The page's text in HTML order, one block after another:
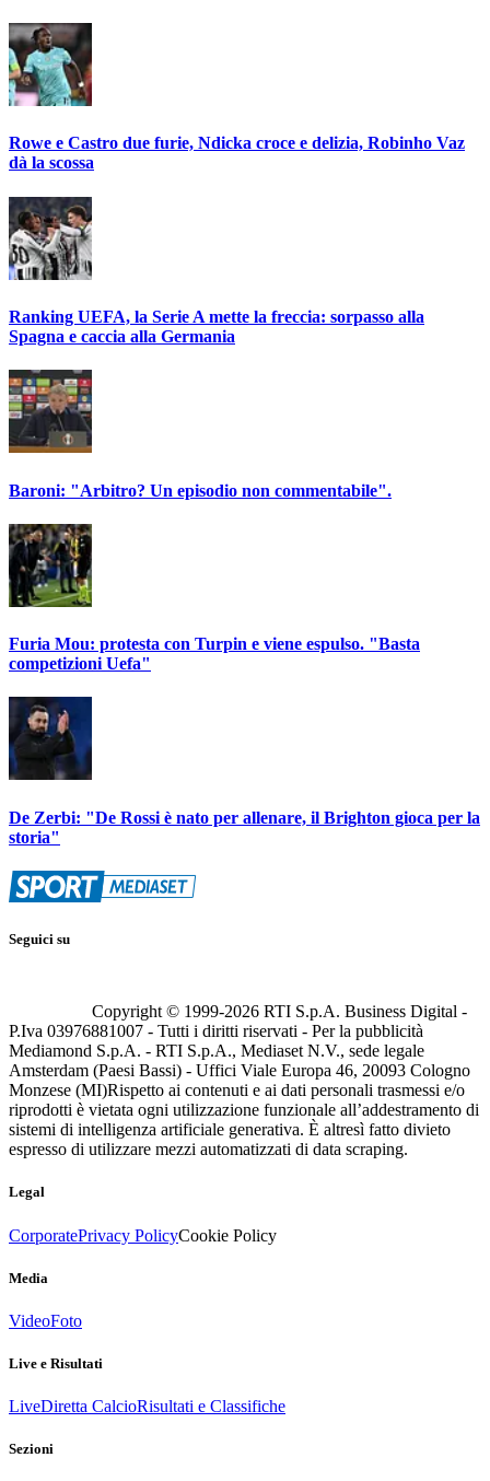
Rowe e Castro due furie, Ndicka croce e delizia, Robinho Vaz
dà la scossa
Ranking UEFA, la Serie A mette la freccia: sorpasso alla
Spagna e caccia alla Germania
Baroni: "Arbitro? Un episodio non commentabile".
Furia Mou: protesta con Turpin e viene espulso. "Basta
competizioni Uefa"
De Zerbi: "De Rossi è nato per allenare, il Brighton gioca per la
storia"
Seguici su
Copyright © 1999-2026 RTI S.p.A. Business Digital -
P.Iva 03976881007 - Tutti i diritti riservati - Per la pubblicità
Mediamond S.p.A. - RTI S.p.A., Mediaset N.V., sede legale
Amsterdam (Paesi Bassi) - Uffici Viale Europa 46, 20093 Cologno
Monzese (MI)Rispetto ai contenuti e ai dati personali trasmessi e/o
riprodotti è vietata ogni utilizzazione funzionale all’addestramento di
sistemi di intelligenza artificiale generativa. È altresì fatto divieto
espresso di utilizzare mezzi automatizzati di data scraping.
Legal
CorporatePrivacy PolicyCookie Policy
Media
VideoFoto
Live e Risultati
LiveDiretta CalcioRisultati e Classifiche
Sezioni